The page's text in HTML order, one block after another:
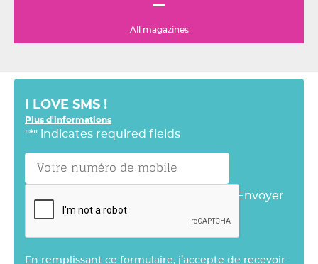
All magazines
I LOVE SMS !
Plus d'informations
"*" indicates required fields
Envoyer
En remplissant ce formulaire, j’accepte de recevoir